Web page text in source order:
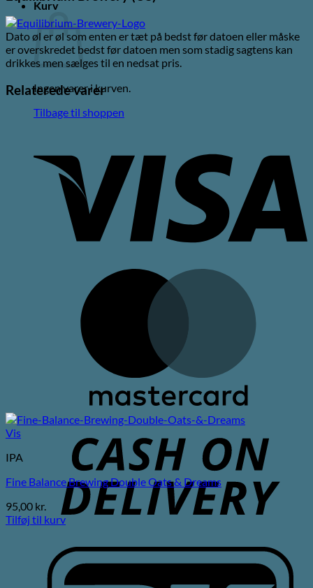
Kurv
Ingen varer i kurven.
Tilbage til shoppen
Dato øl er øl som enten er tæt på bedst før datoen eller måske
er overskredet bedst før datoen men som stadig sagtens kan
drikkes men sælges til en nedsat pris.
Relaterede varer
Vis
IPA
Fine Balance Brewing Double Oats & Dreams
95,00 kr.
Tilføj til kurv